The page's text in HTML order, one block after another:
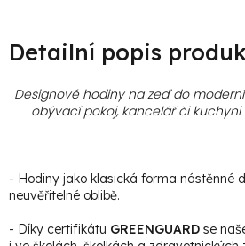
Detailní popis
Designové hodiny na zeď do
obývací pokoj, kancelář či
- Hodiny jako klasická forma nástěnné
neuvěřitelné oblibě.
- Díky certifikátu GREENGUARD se